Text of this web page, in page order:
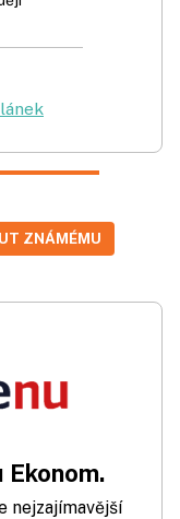
ZNÁMÉMU
nejzajímavější